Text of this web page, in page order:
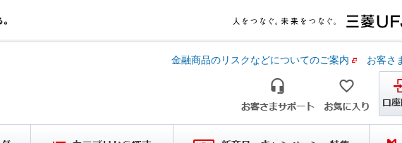
金融商品のリスクなどについてのご案内 お客さ